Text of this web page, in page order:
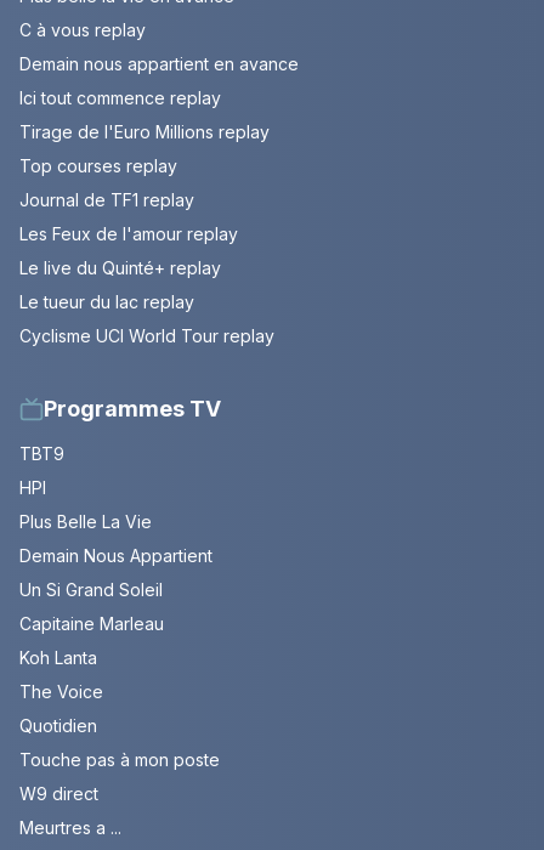
C à vous replay
Demain nous appartient en avance
Ici tout commence replay
Tirage de l'Euro Millions replay
Top courses replay
Journal de TF1 replay
Les Feux de l'amour replay
Le live du Quinté+ replay
Le tueur du lac replay
Cyclisme UCI World Tour replay
Programmes TV
TBT9
HPI
Plus Belle La Vie
Demain Nous Appartient
Un Si Grand Soleil
Capitaine Marleau
Koh Lanta
The Voice
Quotidien
Touche pas à mon poste
W9 direct
Meurtres a ...